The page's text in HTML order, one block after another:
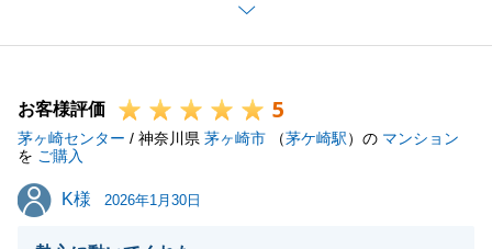
そ、無事に成約まで結びついたのだと確信しておりま
す。
す。
組織の力を活かしてお力添えできたことは私共の誇り
です。
新しいお住まいでの生活が、素晴らしいものになるこ
お客様評価 5
茅ヶ崎センター / 神奈川県 茅ヶ崎市 （茅ケ崎駅）の マンション
を ご購入
K様
K様 2026年1月30日